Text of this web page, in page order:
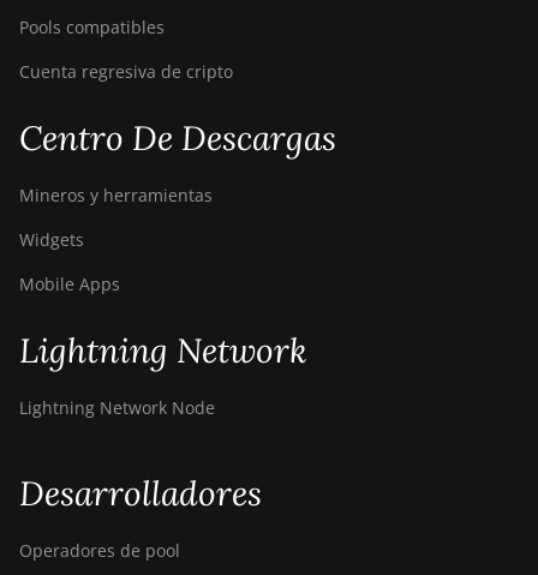
Pools compatibles
Cuenta regresiva de cripto
Centro De Descargas
Mineros y herramientas
Widgets
Mobile Apps
Lightning Network
Lightning Network Node
Desarrolladores
Operadores de pool